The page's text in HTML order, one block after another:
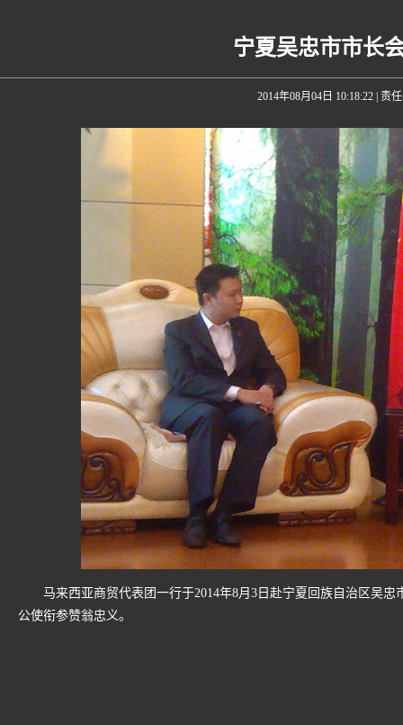
宁夏吴忠市市长
2014年08月04日 10:18:22| 责
马来西亚商贸代表团一行于2014年8月3日赴宁夏回族自治区吴忠
公使衔参赞翁忠义。